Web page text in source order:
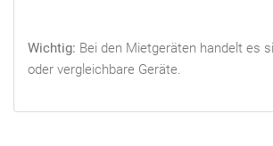
Wichtig: Bei den Mietgeräten handelt es
oder vergleichbare Geräte.